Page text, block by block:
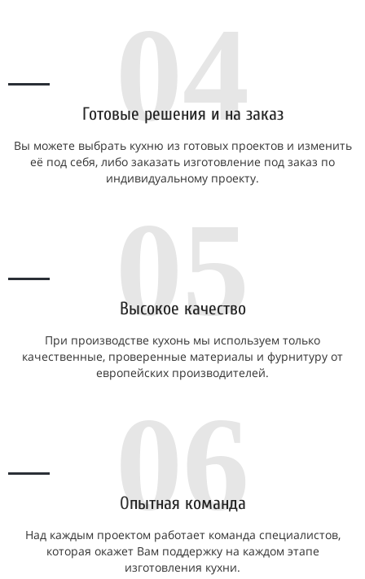
04
Готовые решения и на заказ
Вы можете выбрать кухню из готовых проектов и изменить
её под себя, либо заказать изготовление под заказ по
индивидуальному проекту.
05
Высокое качество
При производстве кухонь мы используем только
качественные, проверенные материалы и фурнитуру от
европейских производителей.
06
Опытная команда
Над каждым проектом работает команда специалистов,
которая окажет Вам поддержку на каждом этапе
изготовления кухни.